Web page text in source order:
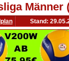
Männer
Stand: